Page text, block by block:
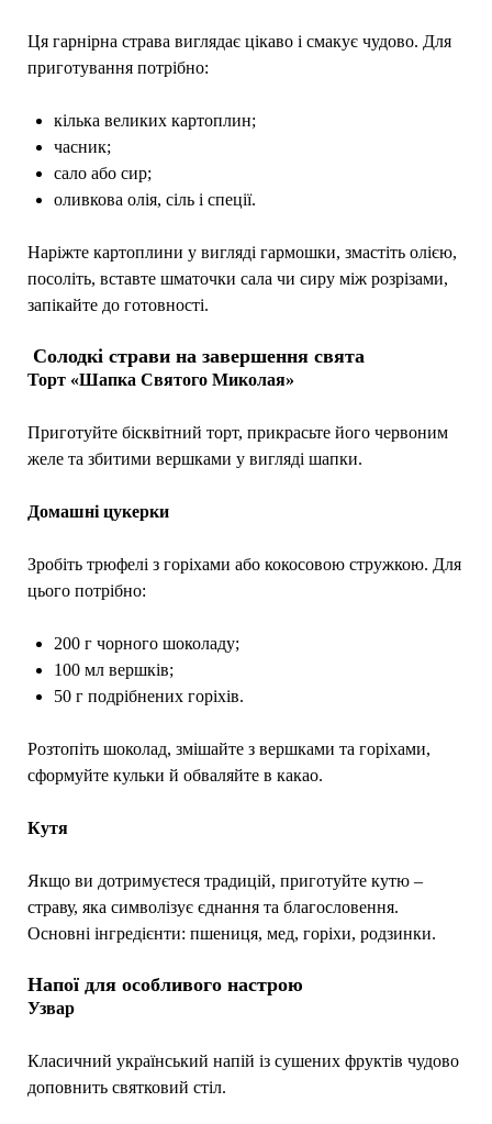
Ця гарнірна страва виглядає цікаво і смакує чудово. Для
приготування потрібно:
кілька великих картоплин;
часник;
сало або сир;
оливкова олія, сіль і спеції.
Наріжте картоплини у вигляді гармошки, змастіть олією,
посоліть, вставте шматочки сала чи сиру між розрізами,
запікайте до готовності.
Солодкі страви на завершення свята
Торт «Шапка Святого Миколая»
Приготуйте бісквітний торт, прикрасьте його червоним
желе та збитими вершками у вигляді шапки.
Домашні цукерки
Зробіть трюфелі з горіхами або кокосовою стружкою. Для
цього потрібно:
200 г чорного шоколаду;
100 мл вершків;
50 г подрібнених горіхів.
Розтопіть шоколад, змішайте з вершками та горіхами,
сформуйте кульки й обваляйте в какао.
Кутя
Якщо ви дотримуєтеся традицій, приготуйте кутю –
страву, яка символізує єднання та благословення.
Основні інгредієнти: пшениця, мед, горіхи, родзинки.
Напої для особливого настрою
Узвар
Класичний український напій із сушених фруктів чудово
доповнить святковий стіл.